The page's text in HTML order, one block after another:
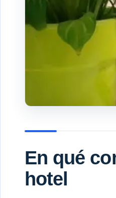
En qué
hotel